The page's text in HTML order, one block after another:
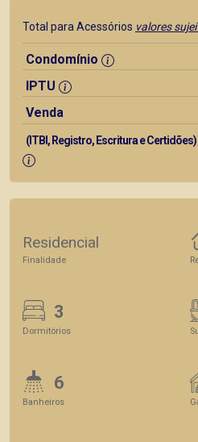
Total para Acessórios valores
Condomínio
IPTU
Venda
(ITBI, Registro, Escritura e Certidões)
Residencial
Finalidade
3
Dormitórios
6
Banheiros